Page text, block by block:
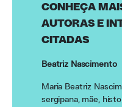
CONHEÇA
AUTORAS E
CITADAS
Beatriz Nascimento
Maria Beatriz
sergipana, mãe,